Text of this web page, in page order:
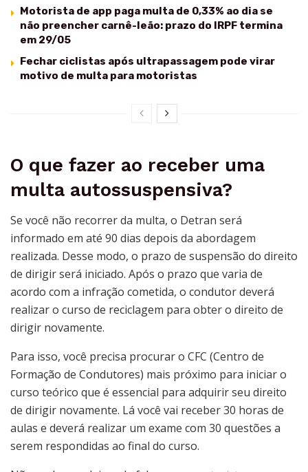
Motorista de app paga multa de 0,33% ao dia se
não preencher carnê-leão: prazo do IRPF termina
em 29/05
Fechar ciclistas após ultrapassagem pode virar
motivo de multa para motoristas
O que fazer ao receber uma
multa autossuspensiva?
Se você não recorrer da multa, o Detran será
informado em até 90 dias depois da abordagem
realizada. Desse modo, o prazo de suspensão do direito
de dirigir será iniciado. Após o prazo que varia de
acordo com a infração cometida, o condutor deverá
realizar o curso de reciclagem para obter o direito de
dirigir novamente.
Para isso, você precisa procurar o CFC (Centro de
Formação de Condutores) mais próximo para iniciar o
curso teórico que é essencial para adquirir seu direito
de dirigir novamente. Lá você vai receber 30 horas de
aulas e deverá realizar um exame com 30 questões a
serem respondidas ao final do curso.